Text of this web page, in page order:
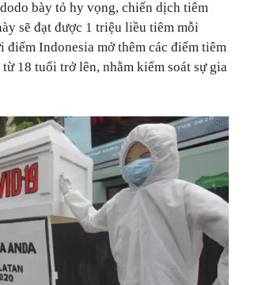
bày tỏ hy vọng, chiến dịch tiêm
sẽ đạt được 1 triệu liều tiêm mỗi
Indonesia mở thêm các điểm tiêm
18 tuổi trở lên, nhằm kiểm soát sự gia